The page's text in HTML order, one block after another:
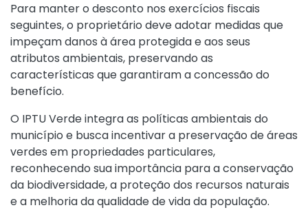
Para manter o desconto nos exercícios fiscais
seguintes, o proprietário deve adotar medidas que
impeçam danos à área protegida e aos seus
atributos ambientais, preservando as
características que garantiram a concessão do
benefício.
O IPTU Verde integra as políticas ambientais do
município e busca incentivar a preservação de áreas
verdes em propriedades particulares,
reconhecendo sua importância para a conservação
da biodiversidade, a proteção dos recursos naturais
e a melhoria da qualidade de vida da população.